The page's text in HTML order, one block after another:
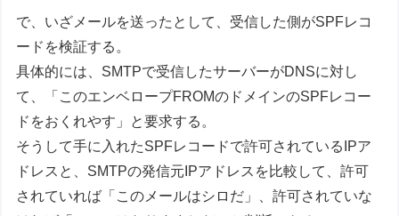
で、いざメールを送ったとして、受信した側がSPFレコ
ードを検証する。
具体的には、SMTPで受信したサーバーがDNSに対し
て、「このエンベロープFROMのドメインのSPFレコー
ドをおくれやす」と要求する。
そうして手に入れたSPFレコードで許可されているIPア
ドレスと、SMTPの発信元IPアドレスを比較して、許可
されていれば「このメールはシロだ」、許可されていな